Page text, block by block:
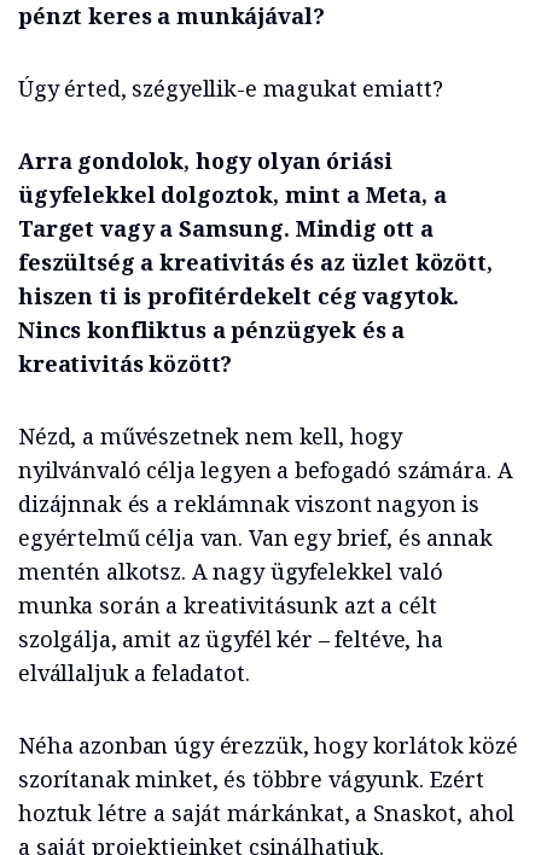
pénzt keres a munkájával?
Úgy érted, szégyellik-e magukat emiatt?
Arra gondolok, hogy olyan óriási
ügyfelekkel dolgoztok, mint a Meta, a
Target vagy a Samsung. Mindig ott a
feszültség a kreativitás és az üzlet között,
hiszen ti is profitérdekelt cég vagytok.
Nincs konfliktus a pénzügyek és a
kreativitás között?
Nézd, a művészetnek nem kell, hogy
nyilvánvaló célja legyen a befogadó számára. A
dizájnnak és a reklámnak viszont nagyon is
egyértelmű célja van. Van egy brief, és annak
mentén alkotsz. A nagy ügyfelekkel való
munka során a kreativitásunk azt a célt
szolgálja, amit az ügyfél kér – feltéve, ha
elvállaljuk a feladatot.
Néha azonban úgy érezzük, hogy korlátok közé
szorítanak minket, és többre vágyunk. Ezért
hoztuk létre a saját márkánkat, a Snaskot, ahol
a saját projektjeinket csinálhatjuk.